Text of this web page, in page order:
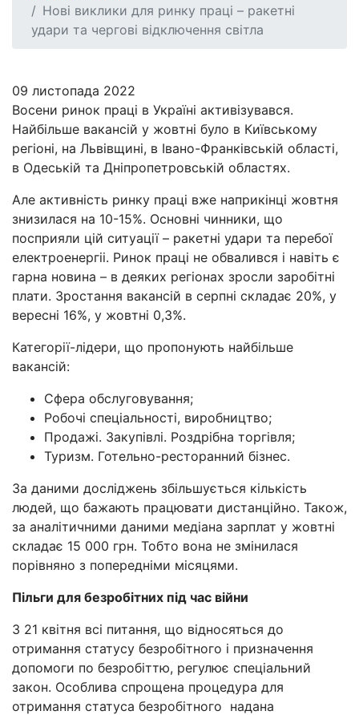
Нові виклики для ринку праці – ракетні
удари та чергові відключення світла
09 листопада 2022
Восени ринок праці в Україні активізувався.
Найбільше вакансій у жовтні було в Київському
регіоні, на Львівщині, в Івано-Франківській області,
в Одеській та Дніпропетровській областях.
Але активність ринку праці вже наприкінці жовтня
знизилася на 10-15%. Основні чинники, що
посприяли цій ситуації – ракетні удари та перебої
електроенергіі. Ринок праці не обвалився і навіть є
гарна новина – в деяких регіонах зросли заробітні
плати. Зростання вакансій в серпні складає 20%, у
вересні 16%, у жовтні 0,3%.
Категорії-лідери, що пропонують найбільше
вакансій:
Сфера обслуговування;
Робочі спеціальності, виробництво;
Продажі. Закупівлі. Роздрібна торгівля;
Туризм. Готельно-ресторанний бізнес.
За даними досліджень збільшується кількість
людей, що бажають працювати дистанційно. Також,
за аналітичними даними медіана зарплат у жовтні
складає 15 000 грн. Тобто вона не змінилася
порівняно з попередніми місяцями.
Пільги для безробітних під час війни
З 21 квітня всі питання, що відносяться до
отримання статусу безробітного і призначення
допомоги по безробіттю, регулює спеціальний
закон. Особлива спрощена процедура для
отримання статуса безробітного надана